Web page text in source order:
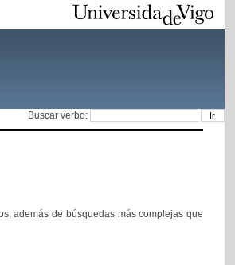
Buscar verbo:
además de búsquedas más complejas que